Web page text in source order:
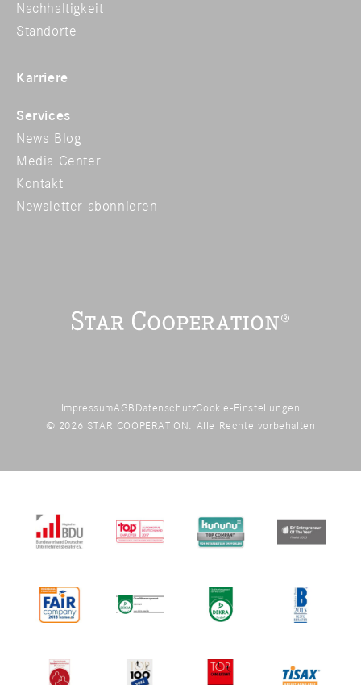
Nachhaltigkeit
Standorte
Karriere
Services
News Blog
Media Center
Kontakt
Newsletter abonnieren
ImpressumAGB DatenschutzCookie-Einstellungen
© 2026 STAR COOPERATION. Alle Rechte vorbehalten